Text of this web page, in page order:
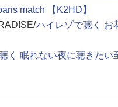
match 【K2HD】
ハイレゾで聴く お
く 眠れない夜に聴きたい